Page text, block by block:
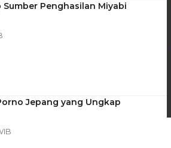
Penghasilan Miyabi
Jepang yang Ungkap